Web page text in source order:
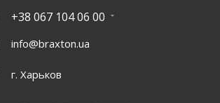
+38 067 104 06 00
info@braxton.ua
г. Харьков